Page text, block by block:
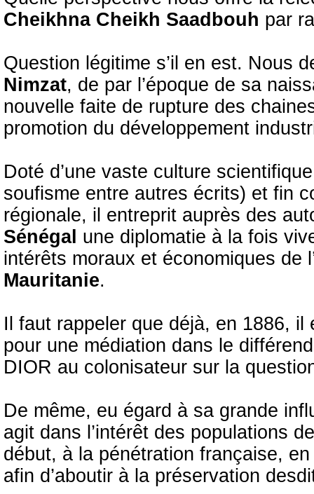
Cheikhna Cheikh Saadbouh par
Question légitime s’il en est. Nous
Nimzat, de par l’époque de sa
nouvelle faite de rupture des
promotion du développement
Doté d’une vaste culture
soufisme entre autres écrits) et fin
régionale, il entreprit auprès des
Sénégal une diplomatie à la fois
intérêts moraux et économiques de
Mauritanie.
Il faut rappeler que déjà, en 1886,
pour une médiation dans le
DIOR au colonisateur sur la
De même, eu égard à sa grande
agit dans l’intérêt des populations
début, à la pénétration française,
afin d’aboutir à la préservation